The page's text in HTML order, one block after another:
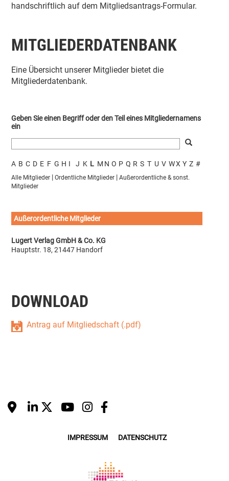
handschriftlich auf dem Mitgliedsantrags-Formular.
MITGLIEDERDATENBANK
Eine Übersicht unserer Mitglieder bietet die
Mitgliederdatenbank.
Geben Sie einen Begriff oder den Teil eines Mitgliedernamens
ein
A B C D E F G H I J K L M N O P Q R S T U V WX Y Z #
Alle Mitglieder| Ordentliche Mitglieder| Außerordentliche & sonst.
Mitglieder
Außerordentliche Mitglieder
Lugert Verlag GmbH & Co. KG
Hauptstr. 18, 21447 Handorf
DOWNLOAD
Antrag auf Mitgliedschaft (.pdf)
IMPRESSUM DATENSCHUTZ